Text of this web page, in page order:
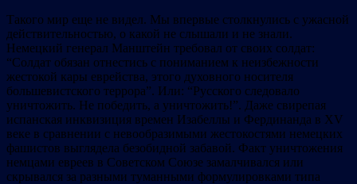
Такого мир еще не видел. Мы впервые столкнулись с ужасной
действительностью, о какой не слышали и не знали.
Немецкий генерал Манштейн требовал от своих солдат:
“Солдат обязан отнестись с пониманием к неизбежности
жестокой кары еврейства, этого духовного носителя
большевистского террора”. Или: “Русского следовало
уничтожить. Не победить, а уничтожить!”. Даже свирепая
испанская инквизиция времен Изабеллы и Фердинанда в XV
веке в сравнении с невообразимыми жестокостями немецких
фашистов выглядела безобидной забавой. Факт уничтожения
немцами евреев в Советском Союзе замалчивался или
скрывался за разными туманными формулировками типа